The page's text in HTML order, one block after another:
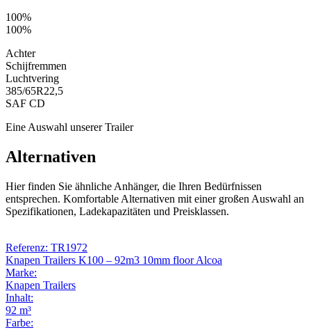
100%
100%
Achter
Schijfremmen
Luchtvering
385/65R22,5
SAF CD
Eine Auswahl unserer Trailer
Alternativen
Hier finden Sie ähnliche Anhänger, die Ihren Bedürfnissen
entsprechen. Komfortable Alternativen mit einer großen Auswahl an
Spezifikationen, Ladekapazitäten und Preisklassen.
Referenz: TR1972
Knapen Trailers K100 – 92m3 10mm floor Alcoa
Marke:
Knapen Trailers
Inhalt:
92 m³
Farbe: